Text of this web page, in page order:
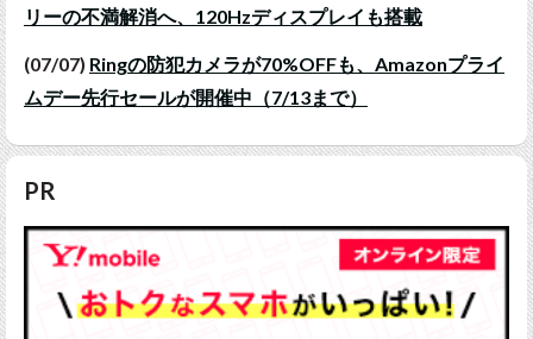
リーの不満解消へ、120Hzディスプレイも搭載
(07/07) Ringの防犯カメラが70%OFFも、Amazonプライ
ムデー先行セールが開催中（7/13まで）
PR